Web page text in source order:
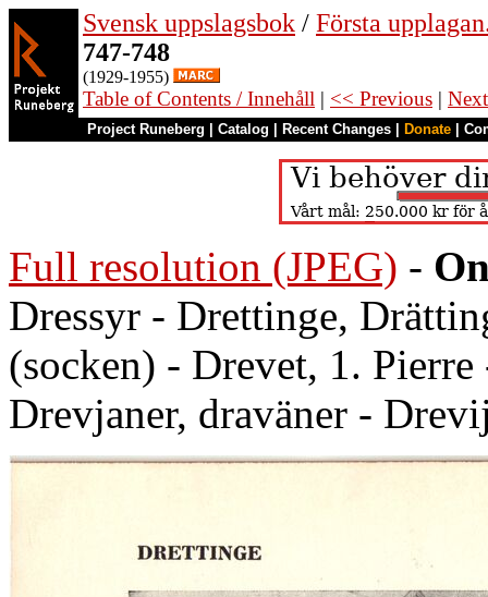
Svensk uppslagsbok / Första
747-748
(1929-1955)
Table of Contents / Innehåll | << Previous |
Project Runeberg Catalog Recent Changes Donate
Full resolution (JPEG) -
Dressyr - Drettinge,
(socken) - Drevet, 1.
Drevjaner, draväner -